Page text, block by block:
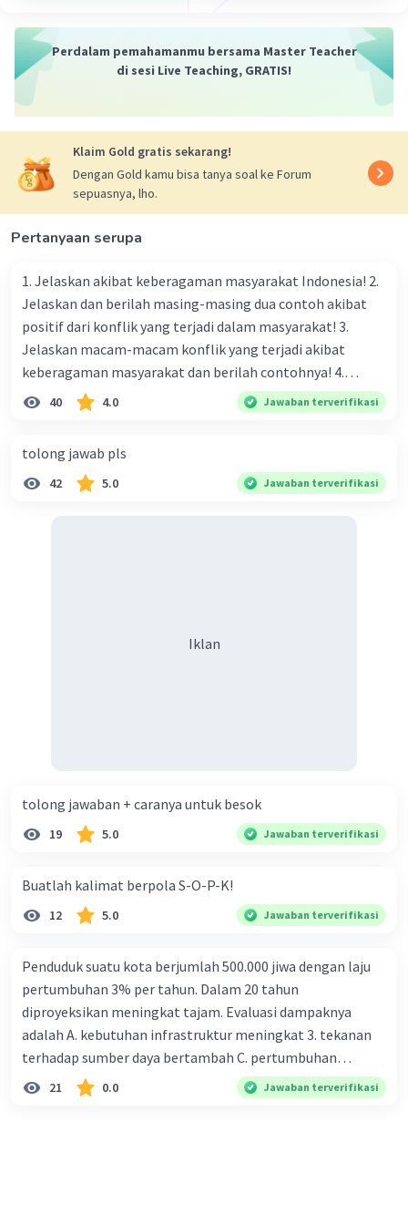
masyarakat menjadi terpengaruh dan mengikuti
program tersebu, dan perlahan masyrakat
Beri Rating ·0.0(0) Balas
Raka S
Perdalam pemahamanmu bersama Master Teacher
di sesi Live Teaching, GRATIS!
Klaim Gold gratis sekarang!
Dengan Gold kamu bisa tanya soal ke Forum
sepuasnya, lho.
Pertanyaan serupa
1. Jelaskan akibat keberagaman masyarakat Indonesia! 2.
Jelaskan dan berilah masing-masing dua contoh akibat
positif dari konflik yang terjadi dalam masyarakat! 3.
Jelaskan macam-macam konflik yang terjadi akibat
keberagaman masyarakat dan berilah contohnya! 4.
Mengapa dalam masyarakat yang memiliki keberagaman
bahasa, dan budaya. Berdasarkan pernyataan tersebut,
apa yang dapat kalian lakukan untuk menjaga
40 4.0 Jawaban terverifikasi
tolong jawab pls
42 5.0 Jawaban terverifikasi
Iklan
tolong jawaban + caranya untuk besok
19 5.0 Jawaban terverifikasi
Buatlah kalimat berpola S-O-P-K!
12 5.0 Jawaban terverifikasi
Penduduk suatu kota berjumlah 500.000 jiwa dengan laju
pertumbuhan 3% per tahun. Dalam 20 tahun
diproyeksikan meningkat tajam. Evaluasi dampaknya
adalah A. kebutuhan infrastruktur meningkat 3. tekanan
terhadap sumber daya bertambah C. pertumbuhan
eksponensial berdampak jangka panjang D. tidak
memengaruhi tata ruang E. proyeksi penduduk penting
21 0.0 Jawaban terverifikasi